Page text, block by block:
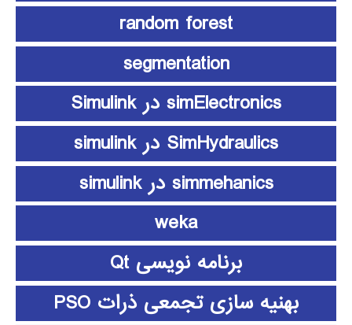
random forest
segmentation
simElectronics در Simulink
SimHydraulics در simulink
simmehanics در simulink
weka
برنامه نویسی Qt
بهنیه سازی تجمعی ذرات PSO